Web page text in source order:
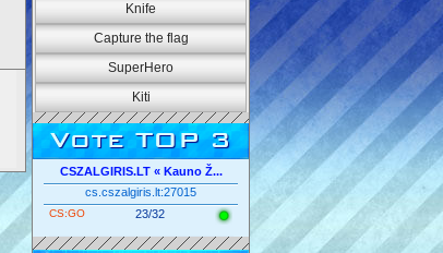
Knife
Capture the flag
SuperHero
Kiti
Vote TOP 3
CSZALGIRIS.LT « Kauno Ž...
cs.cszalgiris.lt:27015
CS:GO 23/32